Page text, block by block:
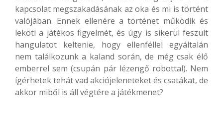
kapcsolat megszakadásának az oka és mi is történt
valójában. Ennek ellenére a történet működik és
leköti a játékos figyelmét, és úgy is sikerül feszült
hangulatot keltenie, hogy ellenféllel egyáltalán
nem találkozunk a kaland során, de még csak élő
emberrel sem (csupán pár lézengő robottal). Nem
ígérhetek tehát vad akciójeleneteket és csatákat, de
akkor miből is áll végtére a játékmenet?